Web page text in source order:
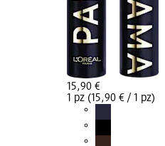
15,90 €
1 pz (15,90 € / 1 pz)